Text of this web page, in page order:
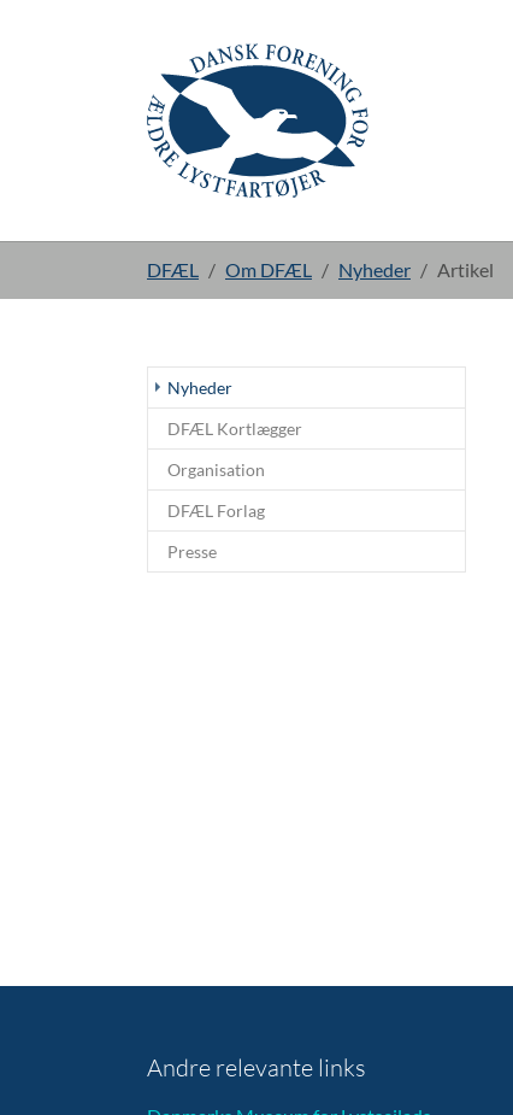
DFÆL Om DFÆL Nyheder Artikel
Nyheder
DFÆL Kortlægger
Organisation
DFÆL Forlag
Presse
Andre relevante links